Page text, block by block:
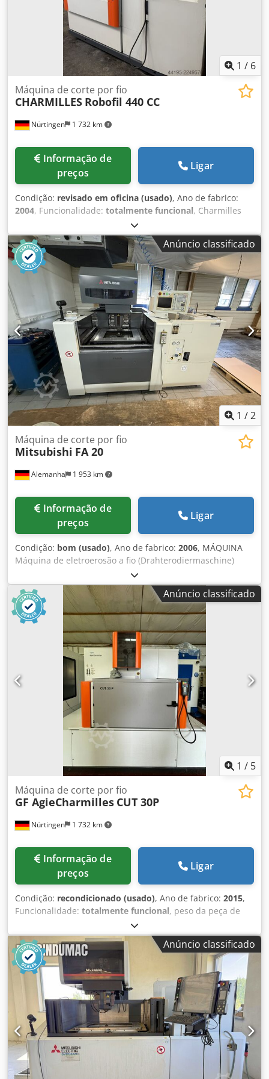
1 / 6
Nürtingen 1 732 km
Máquina de corte por fio
CHARMILLES Robofil 440 CC
preços
Ligar
Condição: revisado em oficina (usado), Ano de fabrico:
2004, Funcionalidade: totalmente funcional, Charmilles
Robofil 440 CC Ano de fabricação: 2004 Sistema de controlo
Charmilles Millenium Cursos (X / Y / Z): 550 x 350 x 400 mm
Cursos (U / V): 550 x 350 mm Dcjdpfx Adezrur Noksk Ângulo
de cone máximo: +/- 30° a uma altura de 400 mm Proteção
de colisão integrada (ICP) em todos os 5 eixos Dimensões
máximas da peça: 1200 x 700 x 400 mm Peso máximo da
peça: 1500 kg Velocidade de corte de 400 mm²/min Melhor
acabamento superficial: Ra 0,2 µm Diâmetros de fio
disponíveis: 0,15 mm a 0,33 mm Dimensões do
equipamento completo: 2600 x 2810 x 2240 mm Peso total
do equipamento: 3300 kg A máquina já foi testada e
passou por uma revisão. Sob pedido, oferecemos os
seguintes serviços: - Colocação em funcionamento da
máquina nas suas instalações - Formação sobre o sistema
de controlo - Acessórios como refrigeradores e dispositivos
de fixação
Anúncio classificado
1 /2
Alemanha 1 953 km
Máquina de corte por fio
Mitsubishi FA 20
preços
Ligar
Condição: bom (usado), Ano de fabrico: 2006, MÁQUINA
Máquina de eletroerosão a fio (Drahterodiermaschine)
Djdpfxezr Uuqo Adksck Fabricante: Mitsubishi Modelo da
máquina: FA 20 Comando: Ano de fabricação: 2006 DADOS
TÉCNICOS Percursos dos eixos - Eixo X: (mm) 500 - Eixo Y:
(mm) 350 - Eixo Z: (mm) 300 Mesa da máquina - Dimensões
da mesa fixa C x L: (mm) 780 x 630 - Carga máxima da
mesa: (kg) 1.500 - Dimensões da peça de trabalho: (mm)
1.050 x 800 x 295
Anúncio classificado
1 / 5
Nürtingen 1 732 km
Máquina de corte por fio
GF AgieCharmilles CUT 30P
preços
Ligar
Condição: recondicionado (usado), Ano de fabrico: 2015,
Funcionalidade: totalmente funcional, peso da peça de
, curso do eixo X:
do eixo Y:400 mm, curso do eixo Z:350 mm, A GF
AgieCharmilles CUT 30P, fabricada em 2015, é uma
máquina de eletroerosão a fio usada, potente e precisa,
especialmente desenvolvida para usinagens exigentes na
indústria de processamento de metais. Graças à tecnologia
de ponta e ao sistema de controlo inteligente, a CUT 30P
oferece a mais alta qualidade de corte, baixa necessidade
de manutenção e um excelente retorno sobre o
investimento. Principais características e vantagens: ✅
Ampla área de trabalho: Tamanho da peça de trabalho:
máx. 1050 x 800 x 350 mm Peso máximo da peça de
trabalho: 1.000 kg Cursos: X/Y/Z: 600 x 400 x 350 mm U/V: ±
Anúncio classificado